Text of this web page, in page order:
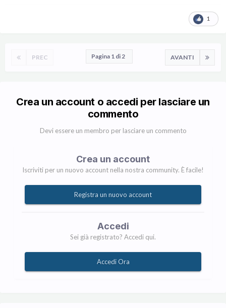
1
PREC AVANTI
Pagina 1 di 2
Crea un account o accedi per lasciare un
commento
Devi essere un membro per lasciare un commento
Crea un account
Iscriviti per un nuovo account nella nostra community. È facile!
Registra un nuovo account
Accedi
Sei già registrato? Accedi qui.
Accedi Ora